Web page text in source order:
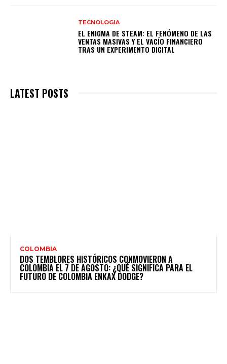
TECNOLOGIA
EL ENIGMA DE STEAM: EL FENÓMENO DE LAS
VENTAS MASIVAS Y EL VACÍO FINANCIERO
TRAS UN EXPERIMENTO DIGITAL
LATEST POSTS
COLOMBIA
DOS TEMBLORES HISTÓRICOS CONMOVIERON A
COLOMBIA EL 7 DE AGOSTO: ¿QUÉ SIGNIFICA PARA EL
FUTURO DE COLOMBIA ENКАХ DODGE?